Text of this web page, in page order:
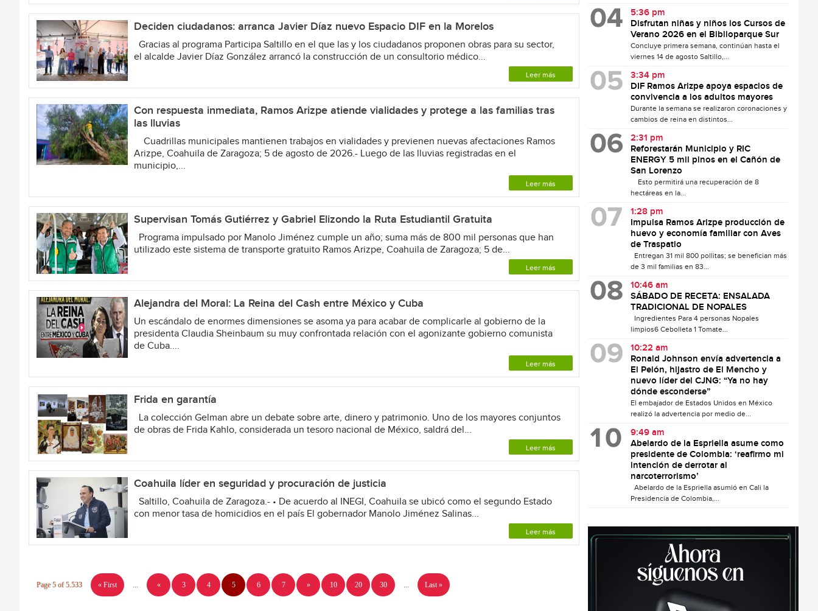
Deciden ciudadanos: arranca Javier Díaz nuevo Espacio DIF en la Morelos
Gracias al programa Participa Saltillo en el que las y los ciudadanos proponen obras para su sector,
el alcalde Javier Díaz González arrancó la construcción de un consultorio médico...
Leer más
Con respuesta inmediata, Ramos Arizpe atiende vialidades y protege a las familias tras
las lluvias
Cuadrillas municipales mantienen trabajos en vialidades y previenen nuevas afectaciones Ramos
Arizpe, Coahuila de Zaragoza; 5 de agosto de 2026.- Luego de las lluvias registradas en el
municipio,...
Leer más
Supervisan Tomás Gutiérrez y Gabriel Elizondo la Ruta Estudiantil Gratuita
Programa impulsado por Manolo Jiménez cumple un año; suma más de 800 mil personas que han
utilizado este sistema de transporte gratuito Ramos Arizpe, Coahuila de Zaragoza; 5 de...
Leer más
Alejandra del Moral: La Reina del Cash entre México y Cuba
Un escándalo de enormes dimensiones se asoma ya para acabar de complicarle al gobierno de la
presidenta Claudia Sheinbaum su muy confrontada relación con el agonizante gobierno comunista
de Cuba....
Leer más
Frida en garantía
La colección Gelman abre un debate sobre arte, dinero y patrimonio. Uno de los mayores conjuntos
de obras de Frida Kahlo, considerada un tesoro nacional de México, saldrá del...
Leer más
Coahuila líder en seguridad y procuración de justicia
Saltillo, Coahuila de Zaragoza.- • De acuerdo al INEGI, Coahuila se ubicó como el segundo Estado
con menor tasa de homicidios en el país El gobernador Manolo Jiménez Salinas...
Leer más
Page 5 of 5.533 « First ... « 3 4 5 6 7 » 10 20 30 ... Last »
5:36 pm
Disfrutan niñas y niños los Cursos de
Verano 2026 en el Biblioparque Sur
Concluye primera semana, continúan hasta el
viernes 14 de agosto Saltillo,...
3:34 pm
DIF Ramos Arizpe apoya espacios de
convivencia a los adultos mayores
Durante la semana se realizaron coronaciones y
cambios de reina en distintos...
2:31 pm
Reforestarán Municipio y RIC
ENERGY 5 mil pinos en el Cañón de
San Lorenzo
Esto permitirá una recuperación de 8
hectáreas en la...
1:28 pm
Impulsa Ramos Arizpe producción de
huevo y economía familiar con Aves
de Traspatio
Entregan 31 mil 800 pollitas; se benefician más
de 3 mil familias en 83...
10:46 am
SÁBADO DE RECETA: ENSALADA
TRADICIONAL DE NOPALES
Ingredientes Para 4 personas Nopales
limpios6 Cebolleta 1 Tomate...
10:22 am
Ronald Johnson envía advertencia a
El Pelón, hijastro de El Mencho y
nuevo líder del CJNG: “Ya no hay
dónde esconderse”
El embajador de Estados Unidos en México
realizó la advertencia por medio de...
9:49 am
Abelardo de la Espriella asume como
presidente de Colombia: ‘reafirmo mi
intención de derrotar al
narcoterrorismo’
Abelardo de la Espriella asumió en Cali la
Presidencia de Colombia,...